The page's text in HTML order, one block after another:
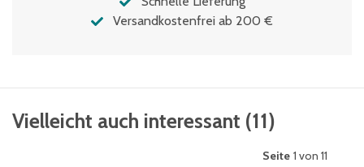
Versandkostenfrei ab 200 €
Vielleicht auch interessant (11)
Seite 1 von 11